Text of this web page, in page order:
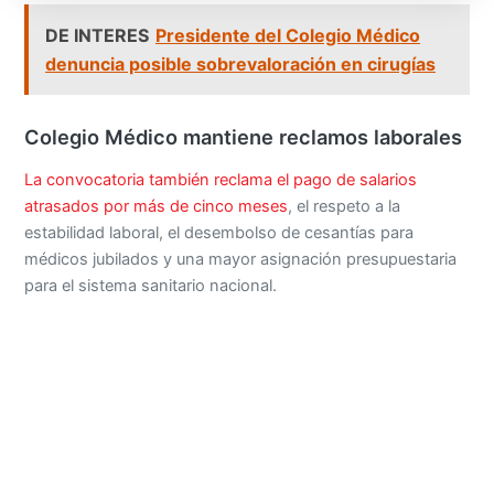
DE INTERES Presidente del Colegio Médico
denuncia posible sobrevaloración en cirugías
Colegio Médico mantiene reclamos laborales
La convocatoria también reclama el pago de salarios
atrasados por más de cinco meses, el respeto a la
estabilidad laboral, el desembolso de cesantías para
médicos jubilados y una mayor asignación presupuestaria
para el sistema sanitario nacional.